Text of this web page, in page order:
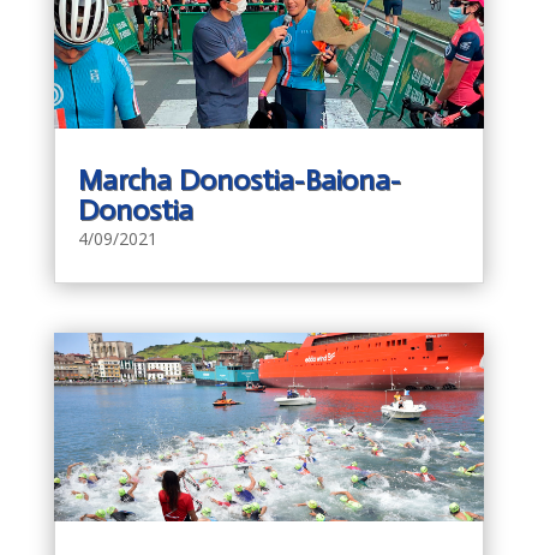
Marcha Donostia-Baiona-
Donostia
4/09/2021